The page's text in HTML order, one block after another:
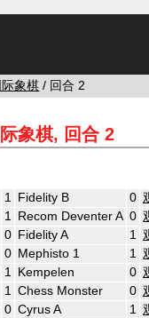
际象棋 / 回合 2
象棋, 回合 2
1 Fidelity B 0
1 Recom Deventer A 0
0 Fidelity A 1
0 Mephisto 1 1
1 Kempelen 0
1 Chess Monster 0
0 Cyrus A 1